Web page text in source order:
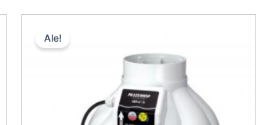
Ale!
137,00 €.130,15 €.